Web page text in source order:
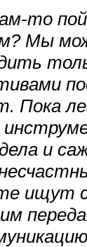
то
Мы
и
ищут